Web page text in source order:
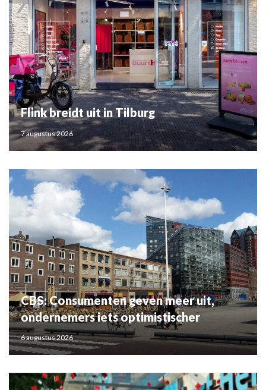
Flink breidt uit in Tilburg
7 augustus 2026
CBS: Consumenten geven meer uit,
ondernemers iets optimistischer
6 augustus 2026